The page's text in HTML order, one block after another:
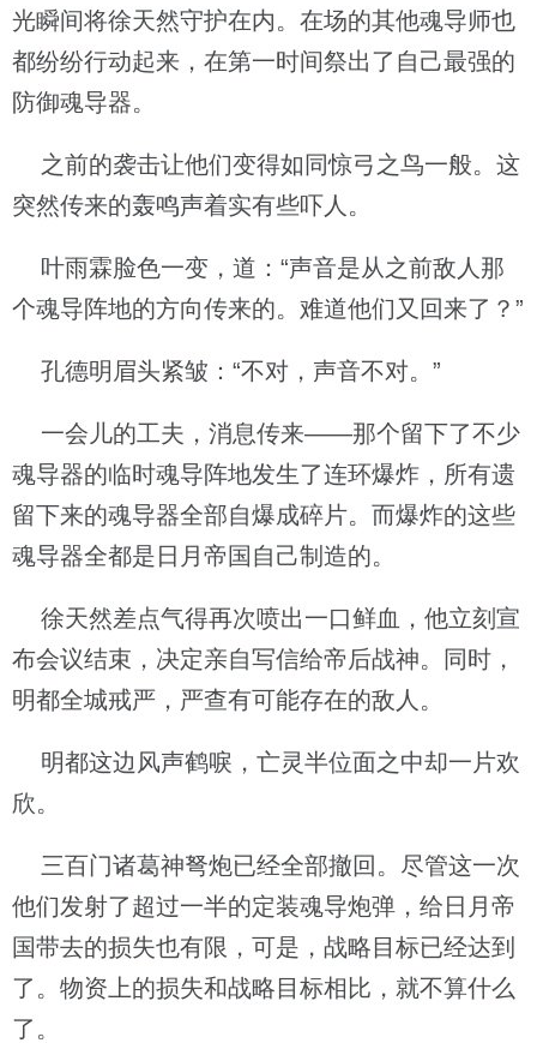
光瞬间将徐天然守护在内。在场的其他魂导师也
都纷纷行动起来，在第一时间祭出了自己最强的
防御魂导器。
之前的袭击让他们变得如同惊弓之鸟一般。这
突然传来的轰鸣声着实有些吓人。
叶雨霖脸色一变，道：“声音是从之前敌人那
个魂导阵地的方向传来的。难道他们又回来了？”
孔德明眉头紧皱：“不对，声音不对。”
一会儿的工夫，消息传来——那个留下了不少
魂导器的临时魂导阵地发生了连环爆炸，所有遗
留下来的魂导器全部自爆成碎片。而爆炸的这些
魂导器全都是日月帝国自己制造的。
徐天然差点气得再次喷出一口鲜血，他立刻宣
布会议结束，决定亲自写信给帝后战神。同时，
明都全城戒严，严查有可能存在的敌人。
明都这边风声鹤唳，亡灵半位面之中却一片欢
欣。
三百门诸葛神弩炮已经全部撤回。尽管这一次
他们发射了超过一半的定装魂导炮弹，给日月帝
国带去的损失也有限，可是，战略目标已经达到
了。物资上的损失和战略目标相比，就不算什么
了。